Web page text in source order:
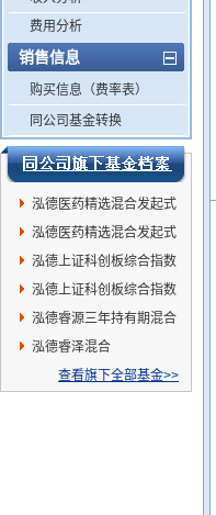
费用分析
销售信息
购买信息（费率表）
同公司基金转换
泓德医药精选混合发起式
A
泓德医药精选混合发起式
C
泓德上证科创板综合指数
增强C
泓德上证科创板综合指数
增强A
泓德睿源三年持有期混合
泓德睿泽混合
查看旗下全部基金>>